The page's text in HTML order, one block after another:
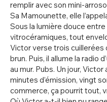
remplir avec son mini-
Sa Mamounette, elle
Sous la lumière douce
vitrocéramiques, tout
Victor verse trois cuillerées
brun. Puis, il allume la radio
au mur. Pubs. Un jour,
minutes d’émission, vingt
commerce, ça pourrit tout,